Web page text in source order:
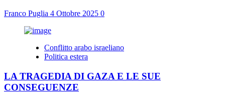
Franco Puglia 4 Ottobre 2025 0
Conflitto arabo israeliano
Politica estera
LA TRAGEDIA DI GAZA E LE SUE
CONSEGUENZE